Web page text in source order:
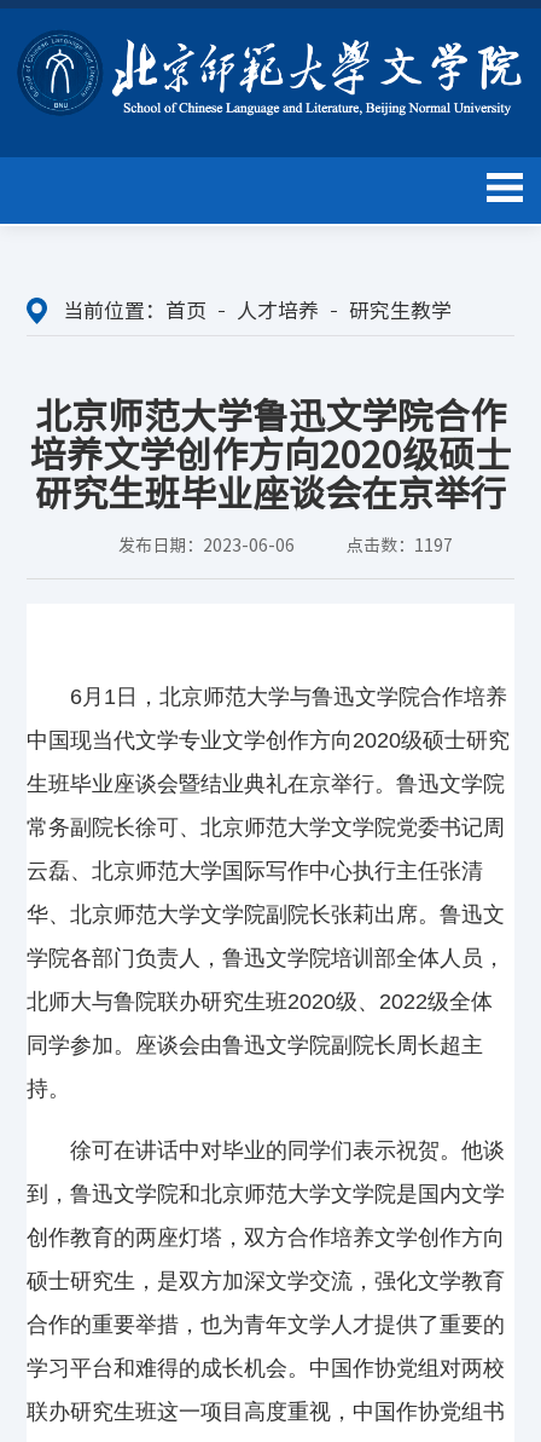
当前位置： 首页 人才培养 研究生教学
北京师范大学鲁迅文学院合作
培养文学创作方向2020级硕士
研究生班毕业座谈会在京举行
发布日期：2023-06-06 点击数： 1197
6月1日，北京师范大学与鲁迅文学院合作培养
中国现当代文学专业文学创作方向2020级硕士研究
生班毕业座谈会暨结业典礼在京举行。鲁迅文学院
常务副院长徐可、北京师范大学文学院党委书记周
云磊、北京师范大学国际写作中心执行主任张清
华、北京师范大学文学院副院长张莉出席。鲁迅文
学院各部门负责人，鲁迅文学院培训部全体人员，
北师大与鲁院联办研究生班2020级、2022级全体
同学参加。座谈会由鲁迅文学院副院长周长超主
持。
徐可在讲话中对毕业的同学们表示祝贺。他谈
到，鲁迅文学院和北京师范大学文学院是国内文学
创作教育的两座灯塔，双方合作培养文学创作方向
硕士研究生，是双方加深文学交流，强化文学教育
合作的重要举措，也为青年文学人才提供了重要的
学习平台和难得的成长机会。中国作协党组对两校
联办研究生班这一项目高度重视，中国作协党组书